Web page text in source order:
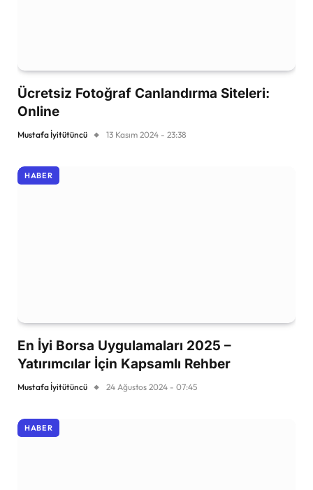
Ücretsiz Fotoğraf Canlandırma Siteleri:
Online
Mustafa İyitütüncü 13 Kasım 2024 - 23:38
HABER
En İyi Borsa Uygulamaları 2025 –
Yatırımcılar İçin Kapsamlı Rehber
Mustafa İyitütüncü 24 Ağustos 2024 - 07:45
HABER